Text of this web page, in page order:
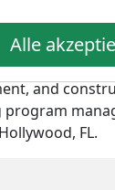
and
and
FL.
Alle